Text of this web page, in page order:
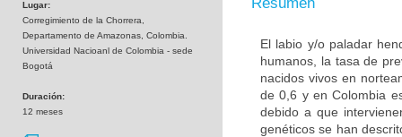
Lugar:
Corregimiento de la Chorrera,
Departamento de Amazonas, Colombia.
Universidad Nacioanl de Colombia - sede
Bogotá
Duración:
12 meses
El labio y/o paladar
humanos, la tasa de
nacidos vivos en
de 0,6 y en Colombia
debido a que
genéticos se han